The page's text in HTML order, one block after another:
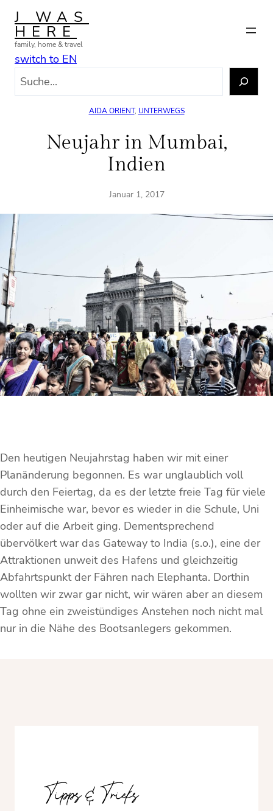
Zum
Inhalt
springen
J WAS
HERE
family, home & travel
switch to EN
AIDA ORIENT, UNTERWEGS
Neujahr in Mumbai,
Indien
Januar 1, 2017
Den heutigen Neujahrstag haben wir mit einer
Planänderung begonnen. Es war unglaublich voll
durch den Feiertag, da es der letzte freie Tag für viele
Einheimische war, bevor es wieder in die Schule, Uni
oder auf die Arbeit ging. Dementsprechend
übervölkert war das Gateway to India (s.o.), eine der
Attraktionen unweit des Hafens und gleichzeitig
Abfahrtspunkt der Fähren nach Elephanta. Dorthin
wollten wir zwar gar nicht, wir wären aber an diesem
Tag ohne ein zweistündiges Anstehen noch nicht mal
nur in die Nähe des Bootsanlegers gekommen.
Tipps & Tricks